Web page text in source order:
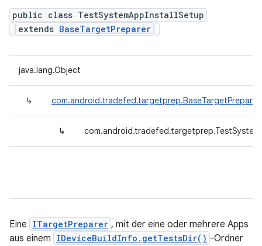
public class TestSystemAppInstallSetup
extends BaseTargetPreparer
java.lang.Object
↳ com.android.tradefed.targetprep.BaseTargetPreparer
↳
Eine ITargetPreparer , mit der eine oder mehrere Apps
aus einem IDeviceBuildInfo.getTestsDir() -Ordner